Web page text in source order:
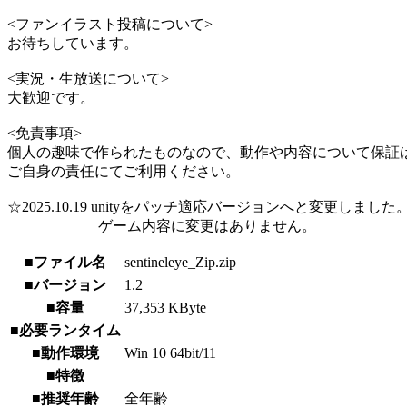
<ファンイラスト投稿について>
お待ちしています。
<実況・生放送について>
大歓迎です。
<免責事項>
個人の趣味で作られたものなので、動作や内容について保証
ご自身の責任にてご利用ください。
☆2025.10.19 unityをパッチ適応バージョンへと変更しました。
ゲーム内容に変更はありません。
■ファイル名
sentineleye_Zip.zip
■バージョン
1.2
■容量
37,353 KByte
■必要ランタイム
■動作環境
Win 10 64bit/11
■特徴
■推奨年齢
全年齢